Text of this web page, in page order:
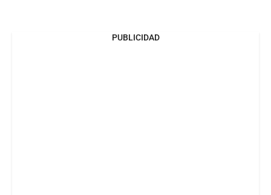
PUBLICIDAD